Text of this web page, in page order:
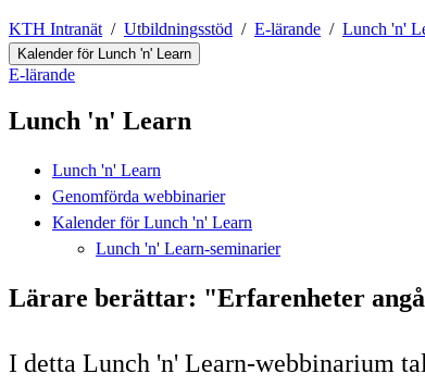
KTH Intranät Utbildningsstöd E-lärande Lunch 'n'
Kalender för Lunch 'n' Learn
E-lärande
Lunch 'n' Learn
Lunch 'n' Learn
Genomförda webbinarier
Kalender för Lunch 'n' Learn
Lunch 'n' Learn-seminarier
Lärare berättar: "Erfarenheter
I detta Lunch 'n' Learn-webbinarium